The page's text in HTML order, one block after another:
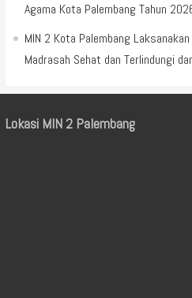
Agama Kota Palembang Tahun
MIN 2 Kota Palembang
Madrasah Sehat dan Terlindungi
Lokasi MIN 2 Palembang